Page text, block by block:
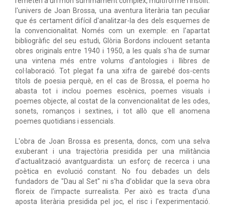
l'univers de Joan Brossa, una aventura literària tan peculiar
que és certament difícil d'analitzar-la des dels esquemes de
la convencionalitat. Només com un exemple: en l'apartat
bibliogràfic del seu estudi, Glòria Bordons inclouent setanta
obres originals entre 1940 i 1950, a les quals s'ha de sumar
una vintena més entre volums d'antologies i llibres de
col·laboració. Tot plegat fa una xifra de gairebé dos-cents
títols de poesia perquè, en el cas de Brossa, el poema ho
abasta tot i inclou poemes escènics, poemes visuals i
poemes objecte, al costat de la convencionalitat de les odes,
sonets, romanços i sextines, i tot allò que ell anomena
poemes quotidians i essencials.
L'obra de Joan Brossa es presenta, doncs, com una selva
exuberant i una trajectòria presidida per una militància
d'actualització avantguardista: un esforç de recerca i una
poètica en evolució constant. No fou debades un dels
fundadors de "Dau al Set" ni s'ha d'oblidar que la seva obra
floreix de l'impacte surrealista. Per això es tracta d'una
aposta literària presidida pel joc, el risc i l'experimentació.